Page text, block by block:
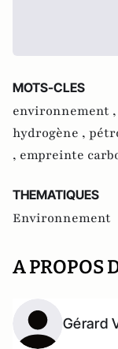
MOTS-CLES
environnement ,
hydrogène ,
, empreinte
THEMATIQUES
Environnement
A PROPOS
Gérard